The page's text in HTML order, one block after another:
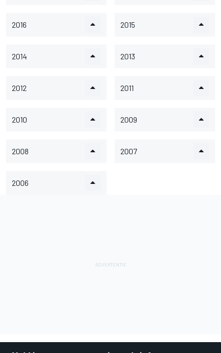
2016 2015
2014 2013
2012 2011
2010 2009
2008 2007
2006